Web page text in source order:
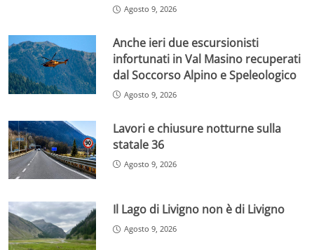
Agosto 9, 2026
Anche ieri due escursionisti
infortunati in Val Masino recuperati
dal Soccorso Alpino e Speleologico
Agosto 9, 2026
Lavori e chiusure notturne sulla
statale 36
Agosto 9, 2026
Il Lago di Livigno non è di Livigno
Agosto 9, 2026